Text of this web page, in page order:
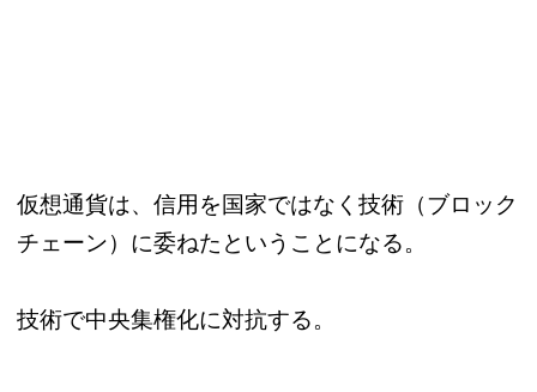
仮想通貨は、信用を国家ではなく技術（ブロック
チェーン）に委ねたということになる。
技術で中央集権化に対抗する。